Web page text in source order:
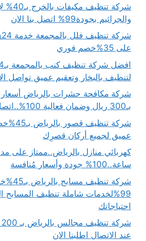
شركة
والجراثيم بجودة99% اتصل بنا الان
على 35%خصم فوري
لتنظيف بالبخار وتعقيم عميق تواصل
شركة مكافحة حشرات بالرياض أسعار
بـ300 ريال وضمان فعالية 100%..اتصل بنا
شركة
عميق لجميع أركان قصرِك
ساعة..100% جودة وأسعار مُنافسة
شركة
99%لخدمات شاملة تنظيف المسابح
احتياجاتك
عند الاتصال اطلبنا الان